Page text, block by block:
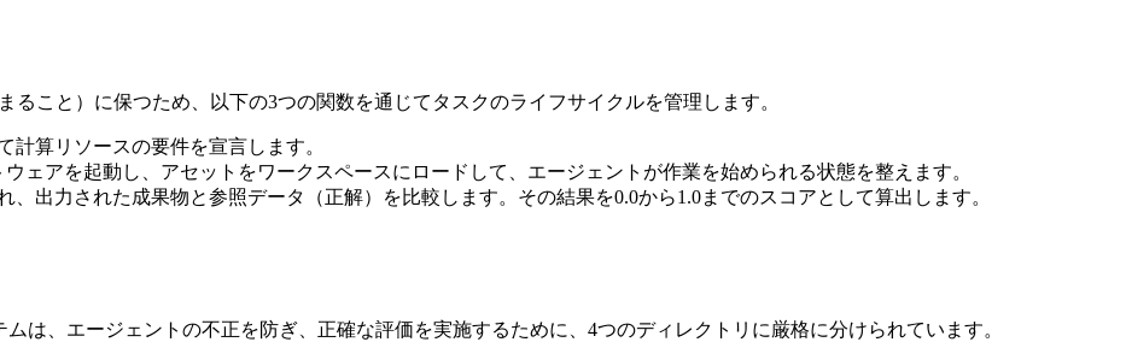
ること）に保つため、以下の3つの関数を通じてタスクのライフサイクルを管理します。
計算リソースの要件を宣言します。
ェアを起動し、アセットをワークスペースにロードして、エージェントが作業を始められる状態を整えます。
、出力された成果物と参照データ（正解）を比較します。その結果を0.0から1.0までのスコアとして算出します。
は、エージェントの不正を防ぎ、正確な評価を実施するために、4つのディレクトリに厳格に分けられています。